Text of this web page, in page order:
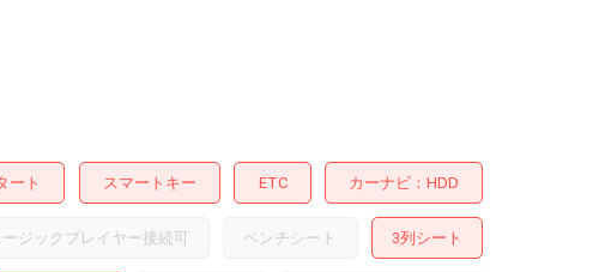
ート スマートキー ETC カーナビ HDD
ージックプレイヤー接続可 ベンチシート 3列シート